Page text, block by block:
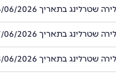
בתאריך 26/06/2026 הוא 3.9608
בתאריך 27/06/2026 הוא 3.9421
בתאריך 28/06/2026 הוא 3.9421